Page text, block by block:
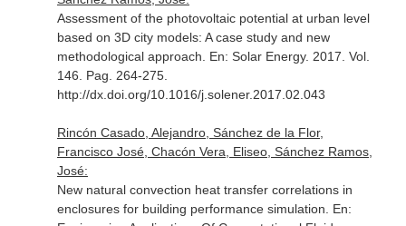
Assessment of the photovoltaic potential at urban level
based on 3D city models: A case study and new
methodological approach. En: Solar Energy. 2017. Vol.
146. Pag. 264-275.
http://dx.doi.org/10.1016/j.solener.2017.02.043
Rincón Casado, Alejandro, Sánchez de la Flor,
Francisco José, Chacón Vera, Eliseo, Sánchez Ramos,
José:
New natural convection heat transfer correlations in
enclosures for building performance simulation. En: